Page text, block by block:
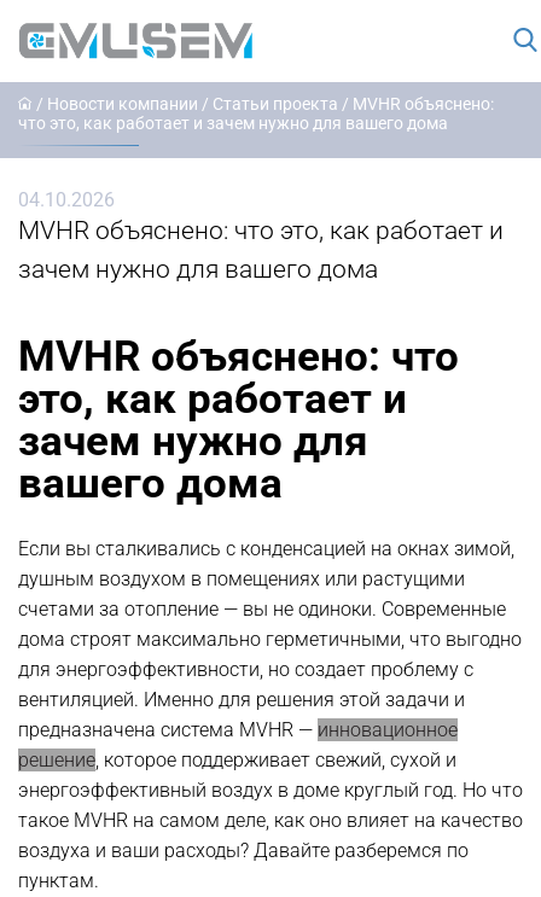
/ Новости компании / Статьи проекта / MVHR объяснено:
что это, как работает и зачем нужно для вашего дома
04.10.2026
MVHR объяснено: что это, как работает и
зачем нужно для вашего дома
MVHR объяснено: что
это, как работает и
зачем нужно для
вашего дома
Если вы сталкивались с конденсацией на окнах зимой,
душным воздухом в помещениях или растущими
счетами за отопление — вы не одиноки. Современные
дома строят максимально герметичными, что выгодно
для энергоэффективности, но создает проблему с
вентиляцией. Именно для решения этой задачи и
предназначена система MVHR — инновационное
решение , которое поддерживает свежий, сухой и
энергоэффективный воздух в доме круглый год. Но что
такое MVHR на самом деле, как оно влияет на качество
воздуха и ваши расходы? Давайте разберемся по
пунктам.